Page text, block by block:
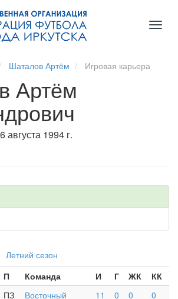
Шаталов Артём Игровая карьера
Артём
1994 г.
Летний сезон
П Команда И Г ЖК
КК
ПЗ
Восточный
11 0 0 0